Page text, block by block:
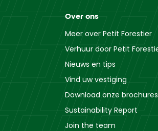
Over ons
Meer over Petit Forestier
Verhuur door Petit
Nieuws en tips
Vind uw vestiging
Download onze brochures
Sustainability Report
Join the team